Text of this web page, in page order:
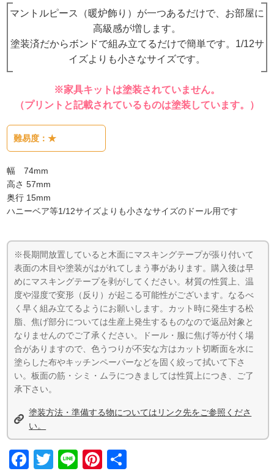
マントルピース（暖炉飾り）が一つあるだけで、お部屋に
高級感が増します。
塗装済だからボンドで組み立てるだけで簡単です。1/12サ
イズよりも小さなサイズです。
※家具キットは塗装されていません。
（プリントと記載されているものは塗装しています。）
難易度：★
幅 74mm
高さ 57mm
奥行 15mm
ハニーベア等1/12サイズよりも小さなサイズのドール用です
※長期間放置していると木面にマスキングテープが張り付いて
表面の木目や塗装がはがれてしまう事があります。購入後は早
めにマスキングテープを剥がしてください。材質の性質上、温
度や湿度で変形（反り）が起こる可能性がございます。なるべ
く早く組み立てるようにお願いします。カット時に発生する松
脂、焦げ部分については生産上発生するものなので返品対象と
なりませんのでご了承ください。ドール・服に焦げ等が付く場
合がありますので、色うつりが不安な方はカット切断面を水に
塗らした布やキッチンペーパーなどを固く絞って拭いて下さ
い。板面の筋・シミ・ムラにつきましては性質上につき、ご了
承下さい。
塗装方法・準備する物についてはリンク先をご参照くださ
い。
Facebook
Twitter
LinePinterest